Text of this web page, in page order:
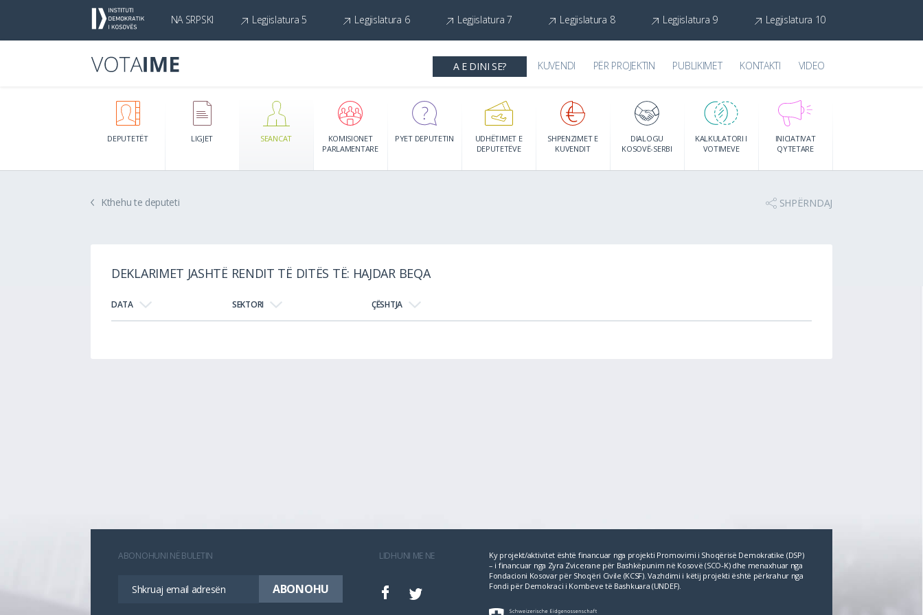
NA SRPSKI Legjislatura 5 Legjislatura 6 Legjislatura 7 Legjislatura 8 Legjislatura 9 Legjislatura 10
A E DINI SE? KUVENDI PËR PROJEKTIN PUBLIKIMET KONTAKTI VIDEO
DEPUTETËT LIGJET SEANCAT
KOMISIONET
PARLAMENTARE
PYET DEPUTETIN
UDHËTIMET E
DEPUTETËVE
SHPENZIMET E
KUVENDIT
DIALOGU
KOSOVË-SERBI
KALKULATORI I
VOTIMEVE
INICIATIVAT
QYTETARE
Kthehu te deputeti SHPËRNDAJ
DEKLARIMET JASHTË RENDIT TË DITËS TË: HAJDAR BEQA
DATA SEKTORI ÇËSHTJA
ABONOHUNI NË BULETIN LIDHUNI ME NE
Ky projekt/aktivitet është financuar nga projekti Promovimi i Shoqërisë Demokratike (DSP)
– i financuar nga Zyra Zvicerane për Bashkëpunim në Kosovë (SCO‐K) dhe menaxhuar nga
Fondacioni Kosovar për Shoqëri Civile (KCSF). Vazhdimi i këtij projekti është përkrahur nga
Fondi për Demokraci i Kombeve të Bashkuara (UNDEF).